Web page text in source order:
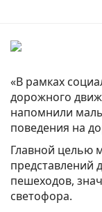
«В рамках
дорожного
напомнили
поведения на
Главной целью
представлений
пешеходов,
светофора.